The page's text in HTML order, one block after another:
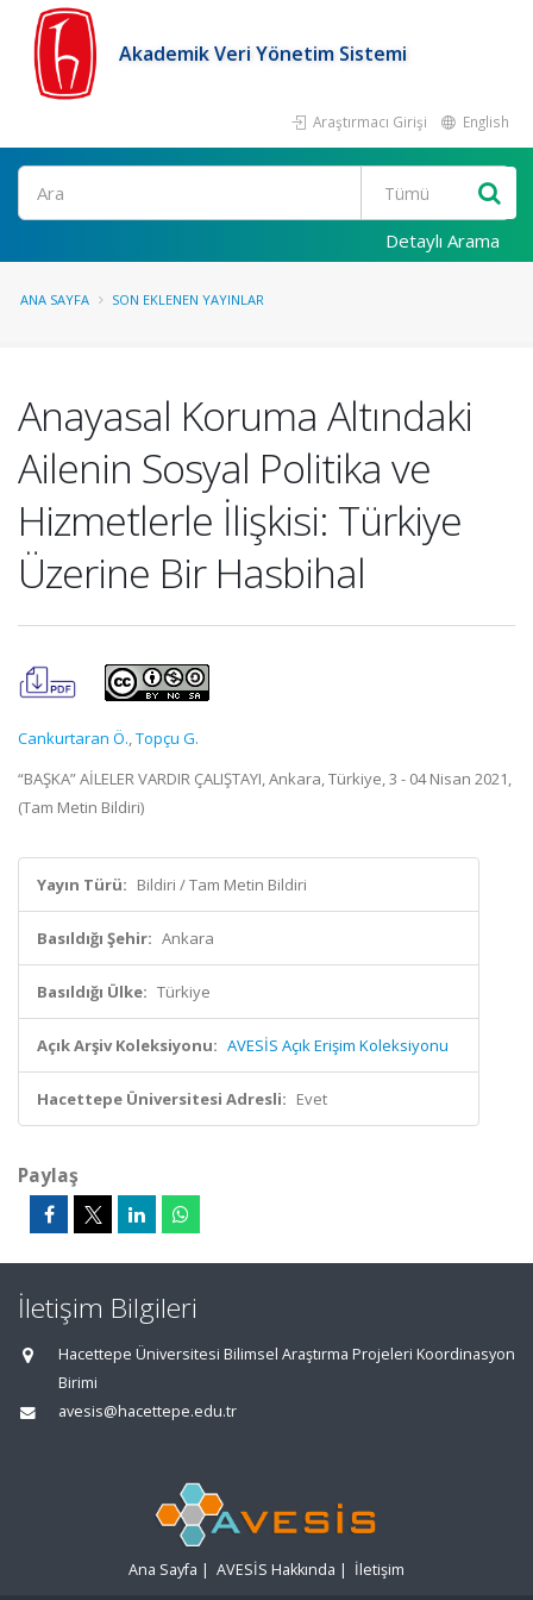
Akademik Veri Yönetim Sistemi
Araştırmacı Girişi English
Ara
Detaylı Arama
ANA SAYFA SON EKLENEN YAYINLAR
Anayasal Koruma Altındaki
Ailenin Sosyal Politika ve
Hizmetlerle İlişkisi: Türkiye
Üzerine Bir Hasbihal
Cankurtaran Ö.,Topçu G.
“BAŞKA” AİLELER VARDIR ÇALIŞTAYI, Ankara, Türkiye, 3 - 04 Nisan 2021,
(Tam Metin Bildiri)
Yayın Türü: Bildiri / Tam Metin Bildiri
Basıldığı Şehir: Ankara
Basıldığı Ülke: Türkiye
Açık Arşiv Koleksiyonu: AVESİS Açık Erişim Koleksiyonu
Hacettepe Üniversitesi Adresli: Evet
Paylaş
İletişim Bilgileri
Hacettepe Üniversitesi Bilimsel Araştırma Projeleri Koordinasyon
Birimi
avesis@hacettepe.edu.tr
Ana Sayfa | AVESİS Hakkında | İletişim